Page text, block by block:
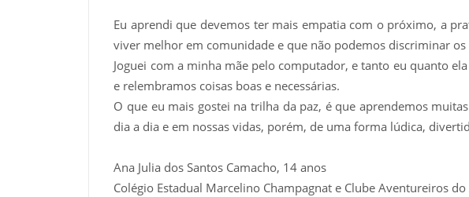
Eu aprendi que devemos ter mais empatia com o próximo, a
viver melhor em comunidade e que não podemos discriminar os
Joguei com a minha mãe pelo computador, e tanto eu quanto
e relembramos coisas boas e necessárias.
O que eu mais gostei na trilha da paz, é que aprendemos
dia a dia e em nossas vidas, porém, de uma forma lúdica,
Ana Julia dos Santos Camacho, 14 anos
Colégio Estadual Marcelino Champagnat e Clube Aventureiros